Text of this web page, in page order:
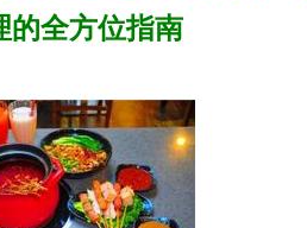
的全方位指南